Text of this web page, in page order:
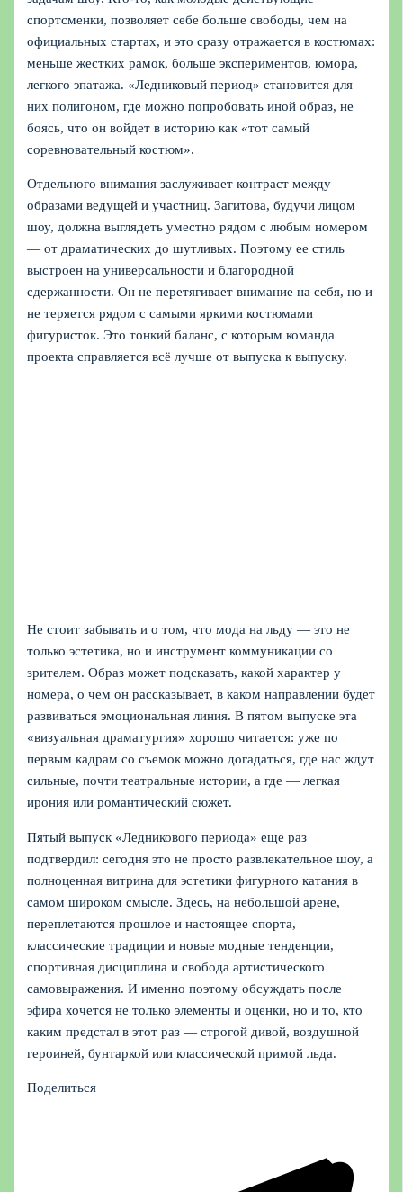
спортсменки, позволяет себе больше свободы, чем на
официальных стартах, и это сразу отражается в костюмах:
меньше жестких рамок, больше экспериментов, юмора,
легкого эпатажа. «Ледниковый период» становится для
них полигоном, где можно попробовать иной образ, не
боясь, что он войдет в историю как «тот самый
соревновательный костюм».
Отдельного внимания заслуживает контраст между
образами ведущей и участниц. Загитова, будучи лицом
шоу, должна выглядеть уместно рядом с любым номером
— от драматических до шутливых. Поэтому ее стиль
выстроен на универсальности и благородной
сдержанности. Он не перетягивает внимание на себя, но и
не теряется рядом с самыми яркими костюмами
фигуристок. Это тонкий баланс, с которым команда
проекта справляется всё лучше от выпуска к выпуску.
Не стоит забывать и о том, что мода на льду — это не
только эстетика, но и инструмент коммуникации со
зрителем. Образ может подсказать, какой характер у
номера, о чем он рассказывает, в каком направлении будет
развиваться эмоциональная линия. В пятом выпуске эта
«визуальная драматургия» хорошо читается: уже по
первым кадрам со съемок можно догадаться, где нас ждут
сильные, почти театральные истории, а где — легкая
ирония или романтический сюжет.
Пятый выпуск «Ледникового периода» еще раз
подтвердил: сегодня это не просто развлекательное шоу, а
полноценная витрина для эстетики фигурного катания в
самом широком смысле. Здесь, на небольшой арене,
переплетаются прошлое и настоящее спорта,
классические традиции и новые модные тенденции,
спортивная дисциплина и свобода артистического
самовыражения. И именно поэтому обсуждать после
эфира хочется не только элементы и оценки, но и то, кто
каким предстал в этот раз — строгой дивой, воздушной
героиней, бунтаркой или классической примой льда.
Поделиться